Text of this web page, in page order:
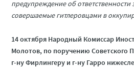
предупреждение об ответственности
совершаемые гитлеровцами в
14 октября Народный Комиссар
Молотов, по поручению Советского
г-ну Фирлингеру и г-ну Гарро